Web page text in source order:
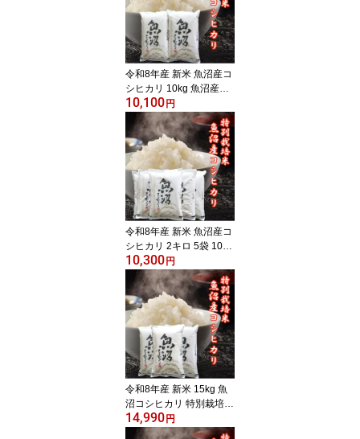
沼産 特別栽培米 送料無
料 10キロ のし対応 お祝
い ギフト 贈答 美味しい
令和8年産 新米 魚沼産コ
シヒカリ 10kg 魚沼産こ
しひかり 新米 贈答用 米
新潟県産 コシヒカリ 新
潟産コシヒカリ 送料無料
新潟 新潟こしひかり 魚
沼産 10キロ 魚沼コシヒ
カリ お米 白米 新潟米 の
し対応 内祝い お祝い 出
産 挨拶 贈答 お米 ギフト
米
10,100 円
令和8年産 新米 魚沼産コ
シヒカリ 2キロ 5袋 10kg
新潟県産 新潟産 新潟 魚
沼 魚沼こしひかり こし
ひかり 魚沼 白米 10キロ
お米 新潟米 美味しい 米
こめ コメ のし対応 内祝
い お祝い お返し 引越し
挨拶 ギフト 贈答用 贈答
米 仕送り
10,300 円
令和8年産 新米 15kg 魚
沼コシヒカリ 特別栽培米
コシヒカリ 新潟産コシヒ
カリ 魚沼産 コシヒカリ
14,990 円